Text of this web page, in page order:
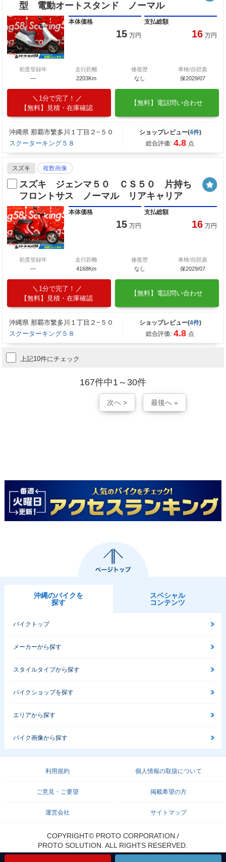
型 電動オートスタンド ノーマル
本体価格
15 万円
支払総額
16 万円
初度登録年
—
走行距離
2203Km
修復歴
なし
車検/自賠責
保2029/07
1分で完了！
【無料】見積・在庫確認
【無料】電話問い合わせ
沖縄県 那覇市繁多川１丁目２−５０
スクーターキング５８
ショップレビュー(4件)
総合評価: 4.8 点
スズキ 複数画像
スズキ ジェンマ５０ ＣＳ５０ 片持ち
フロントサス ノーマル リアキャリア
本体価格
15 万円
支払総額
16 万円
初度登録年
—
走行距離
4168Km
修復歴
なし
車検/自賠責
保2029/07
1分で完了！
【無料】見積・在庫確認
【無料】電話問い合わせ
沖縄県 那覇市繁多川１丁目２−５０
スクーターキング５８
ショップレビュー(4件)
総合評価: 4.8 点
上記10件にチェック
167件中1～30件
次へ > 最後へ »
沖縄のバイクを
探す
スペシャル
コンテンツ
バイクトップ
メーカーから探す
スタイルタイプから探す
バイクショップを探す
エリアから探す
バイク画像から探す
利用規約 個人情報の取扱について
ご意見・ご要望 掲載希望の方
運営会社 サイトマップ
COPYRIGHT© PROTO CORPORATION./
PROTO SOLUTION. ALL RIGHTS RESERVED.